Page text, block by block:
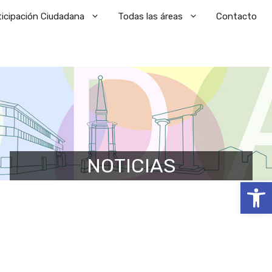
Abrir
Ciudadana Todas las áreas Contacto
NOTICIAS